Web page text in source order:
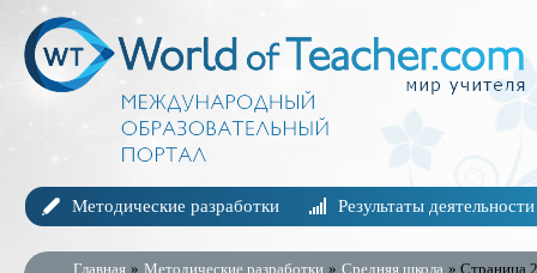
Методические разработки Результаты деятельности
Главная » Методические разработки » Средняя школа » Страница